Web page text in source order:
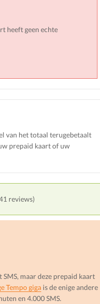
heeft geen echte
van het totaal terugebetaalt
prepaid kaart of uw
reviews)
maar deze prepaid kaart
Tempo giga is de enige andere
en 4.000 SMS.